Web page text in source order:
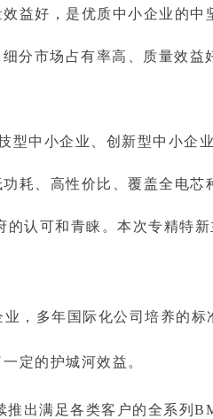
益好，是优质中小企业的中
分市场占有率高、质量效益
型中小企业、创新型中小企
耗、高性价比、覆盖全电芯
认可和青睐。本次专精特新
，多年国际化公司培养的标
定的护城河效益。
出满足各类客户的全系列